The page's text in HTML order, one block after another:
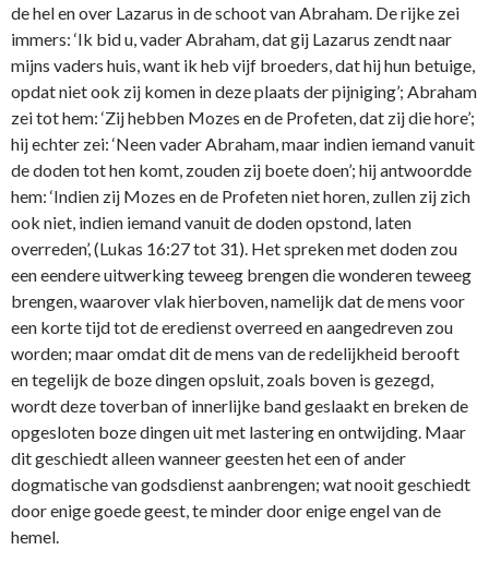
de hel en over Lazarus in de schoot van Abraham. De rijke zei
immers: ‘Ik bid u, vader Abraham, dat gij Lazarus zendt naar
mijns vaders huis, want ik heb vijf broeders, dat hij hun betuige,
opdat niet ook zij komen in deze plaats der pijniging’; Abraham
zei tot hem: ‘Zij hebben Mozes en de Profeten, dat zij die hore’;
hij echter zei: ‘Neen vader Abraham, maar indien iemand vanuit
de doden tot hen komt, zouden zij boete doen’; hij antwoordde
hem: ‘Indien zij Mozes en de Profeten niet horen, zullen zij zich
ook niet, indien iemand vanuit de doden opstond, laten
overreden’, (Lukas 16:27 tot 31). Het spreken met doden zou
een eendere uitwerking teweeg brengen die wonderen teweeg
brengen, waarover vlak hierboven, namelijk dat de mens voor
een korte tijd tot de eredienst overreed en aangedreven zou
worden; maar omdat dit de mens van de redelijkheid berooft
en tegelijk de boze dingen opsluit, zoals boven is gezegd,
wordt deze toverban of innerlijke band geslaakt en breken de
opgesloten boze dingen uit met lastering en ontwijding. Maar
dit geschiedt alleen wanneer geesten het een of ander
dogmatische van godsdienst aanbrengen; wat nooit geschiedt
door enige goede geest, te minder door enige engel van de
hemel.